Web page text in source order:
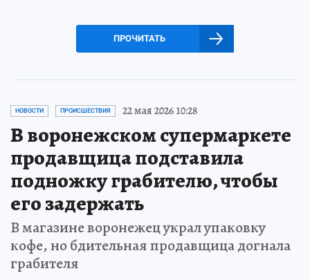
ПРОЧИТАТЬ
НОВОСТИ ПРОИСШЕСТВИЯ 22 мая 2026 10:28
В воронежском супермаркете
продавщица подставила
подножку грабителю, чтобы
его задержать
В магазине воронежец украл упаковку
кофе, но бдительная продавщица догнала
грабителя